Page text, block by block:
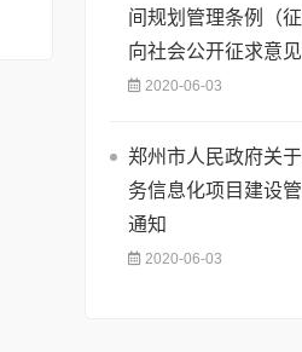
间规划管理条例（
向社会公开征求意
2020-06-03
郑州市人民政府关
务信息化项目建设
通知
2020-06-03